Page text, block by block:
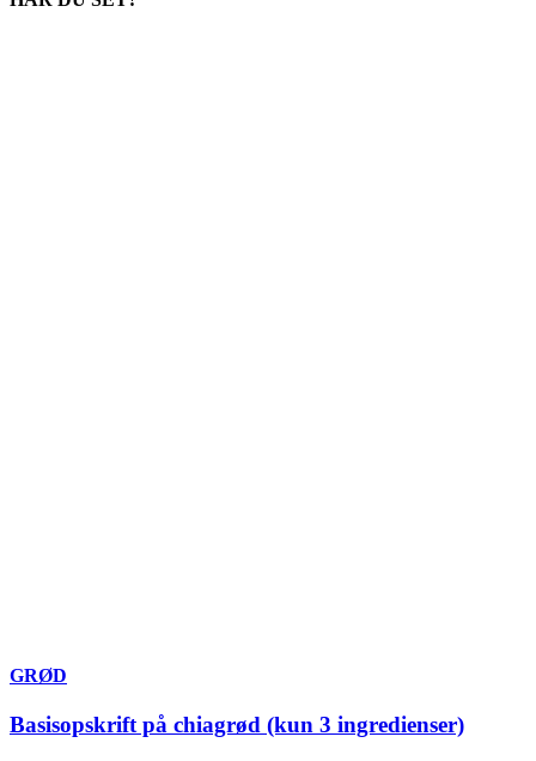
GRØD
Basisopskrift på chiagrød (kun 3 ingredienser)